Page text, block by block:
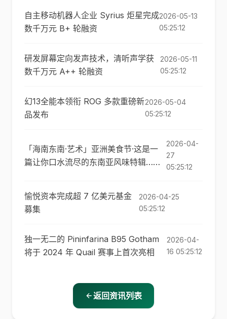
自主移动机器人企业 Syrius 炬星完成
数千万元 B+ 轮融资
2026-05-13
05:25:12
研发屏幕定向发声技术，清听声学获
数千万元 A++ 轮融资
2026-05-11
05:25:12
幻13全能本领衔 ROG 多款重磅新
品发布
2026-05-04
05:25:12
「海南东南·艺术」亚洲美食节·这是一
篇让你口水流尽的东南亚风味特辑……
2026-04-
27
05:25:12
愉悦资本完成超 7 亿美元基金
募集
2026-04-25
05:25:12
独一无二的 Pininfarina B95 Gotham
将于 2024 年 Quail 赛事上首次亮相
2026-04-
16 05:25:12
返回资讯列表